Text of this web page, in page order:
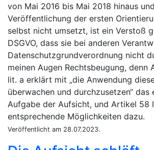
von Mai 2016 bis Mai 2018 hinaus
Veröffentlichung der ersten
selbst nicht umsetzt, ist ein Verstoß
DSGVO, dass sie bei anderen
Datenschutzgrundverordnung nicht
meinen Augen Rechtsbeugung, denn
lit. a erklärt mit die Anwendung
überwachen und durchzusetzen das
Aufgabe der Aufsicht, und Artikel 58
entsprechende Möglichkeiten dazu.
Veröffentlicht am 28.07.2023.